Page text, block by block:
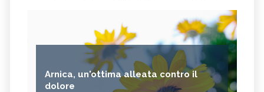
Arnica, un'ottima alleata contro il
dolore